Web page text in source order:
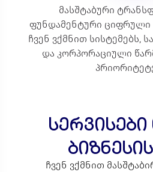
მასშტაბური
ფუნდამენტური ციფრული
ჩვენ ვქმნით სისტემებს,
და კორპორაციული
ჩვენ ვქმნით